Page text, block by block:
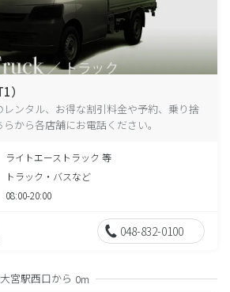
）
レンタル、お得な割引料金や予約、乗り捨
から各店舗にお電話ください。
ライトエーストラック 等
トラック・バスなど
08:00-20:00
048-832-0100
宮駅西口から 0m